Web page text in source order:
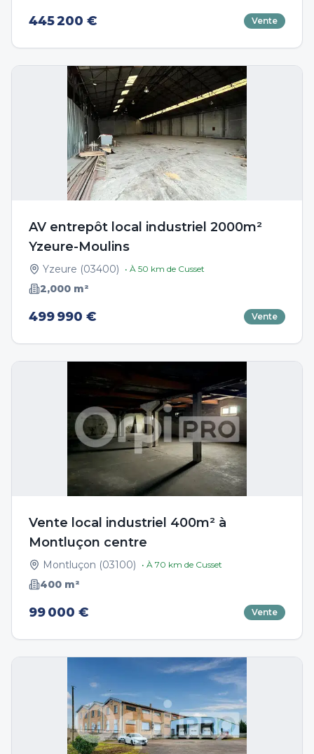
445 200 € Vente
AV entrepôt local industriel 2000m²
Yzeure-Moulins
Yzeure (03400) • À 50 km de Cusset
2,000 m²
499 990 € Vente
Vente local industriel 400m² à
Montluçon centre
Montluçon (03100) • À 70 km de Cusset
400 m²
99 000 € Vente